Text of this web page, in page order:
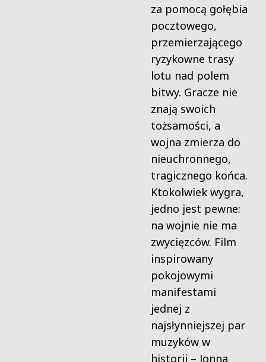
za pomocą gołębia
pocztowego,
przemierzającego
ryzykowne trasy
lotu nad polem
bitwy. Gracze nie
znają swoich
tożsamości, a
wojna zmierza do
nieuchronnego,
tragicznego końca.
Ktokolwiek wygra,
jedno jest pewne:
na wojnie nie ma
zwycięzców. Film
inspirowany
pokojowymi
manifestami
jednej z
najsłynniejszej par
muzyków w
historii – Jonna